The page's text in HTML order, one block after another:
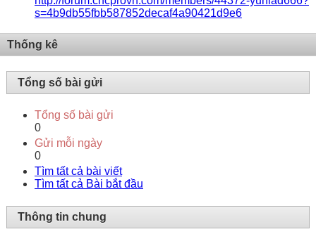
s=4b9db55fbb587852decaf4a90421d9e6
Thống kê
Tổng số bài gửi
Tổng số bài gửi
0
Gửi mỗi ngày
0
Tìm tất cả bài viết
Tìm tất cả Bài bắt đầu
Thông tin chung